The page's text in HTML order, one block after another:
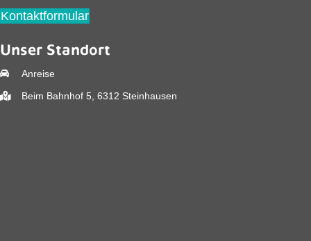
Kontaktformular
Unser Standort
Anreise
Beim Bahnhof 5, 6312 Steinhausen